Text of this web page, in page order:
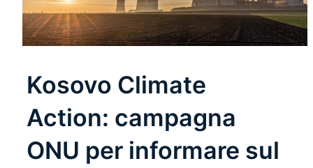
Kosovo Climate
Action: campagna
ONU per informare sul